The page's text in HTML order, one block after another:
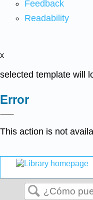
Feedback
Readability
x
selected template will
Error
This action is not